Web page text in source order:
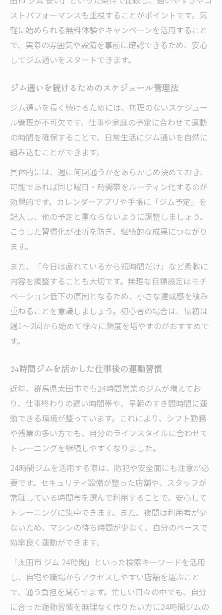
ストパフォーマンスも重視することがポイントです。気
軽に始められる無料体験やキャンペーンを活用すること
で、実際の雰囲気や設備を事前に確認できるため、安心
してジム通いをスタートできます。
ジム通いを続けるためのスケジュール管理法
ジム通いを長く続けるためには、無理のないスケジュー
ル管理が不可欠です。仕事や家庭の予定に合わせて運動
の時間を確保することで、日常生活にジム通いを自然に
組み込むことができます。
具体的には、週に何回通うかをあらかじめ決めておき、
可能であれば同じ曜日・時間帯をルーティン化するのが
効果的です。カレンダーアプリや手帳に「ジム予定」を
記入し、他の予定と重ならないように調整しましょう。
こうした習慣化が挫折を防ぎ、継続的な成果につながり
ます。
また、「今日は疲れているから短時間だけ」など柔軟に
内容を調整することも大切です。無理な目標設定はモチ
ベーション低下の原因となるため、小さな達成感を積み
重ねることを意識しましょう。初心者の場合は、最初は
週1〜2回から始めて徐々に頻度を増やすのがおすすめで
す。
24時間ジムを活かした仕事後の運動習慣
近年、群馬県太田市でも24時間営業のジムが増えてお
り、仕事終わりの遅い時間帯や、早朝のすき間時間に運
動できる環境が整っています。これにより、シフト勤務
や残業の多い方でも、自分のライフスタイルに合わせて
トレーニングを継続しやすくなりました。
24時間ジムを活用する際は、防犯や安全面にも注意が必
要です。セキュリティ設備が整った店舗や、スタッフが
常駐している時間帯を選んで利用することで、安心して
トレーニングに集中できます。また、夜間は利用者が少
ないため、マシンの待ち時間が少なく、自分のペースで
効率良く運動ができます。
「太田市 ジム 24時間」といった検索キーワードを活用
し、自宅や職場からアクセスしやすい店舗を選ぶこと
で、通う負担を減らせます。忙しい日々の中でも、自分
に合った運動習慣を無理なく作りたい方に24時間ジムの